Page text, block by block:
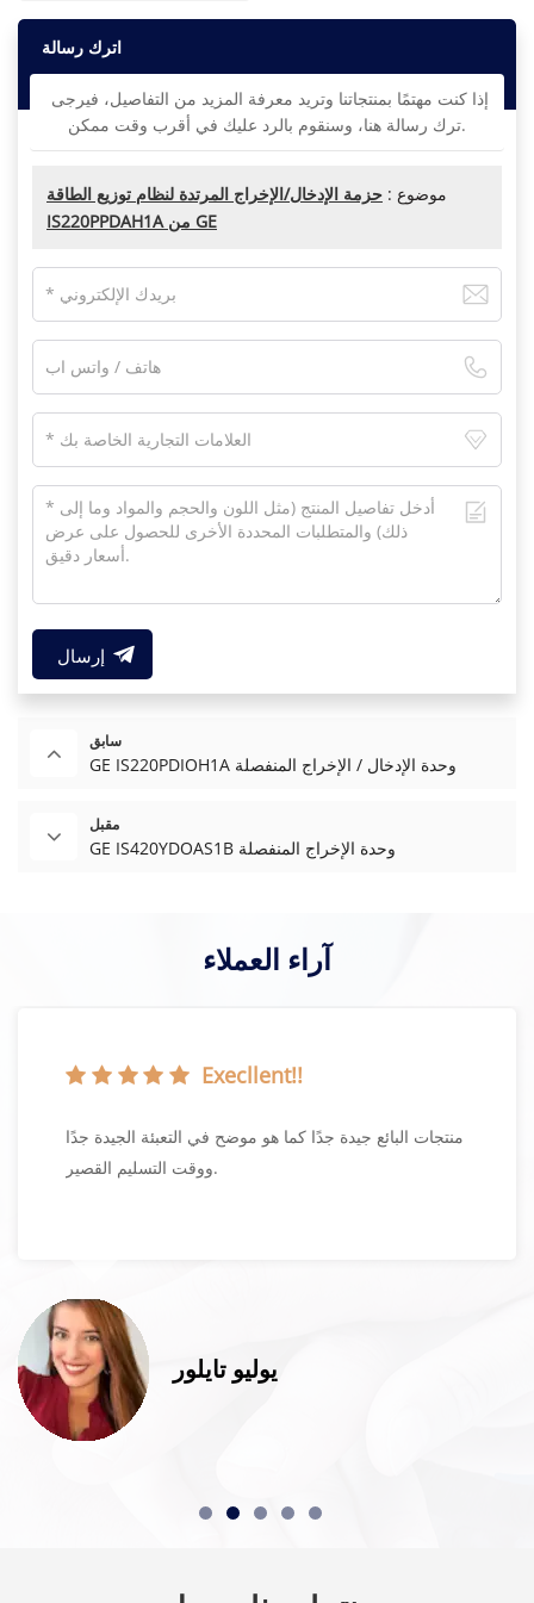
اترك رسالة
ترك رسالة هنا، وسنقوم بالرد عليك في أقرب وقت ممكن.
موضوع : حزمة الإدخال/الإخراج المرتدة لنظام توزيع الطاقة
IS220PPDAH1A من GE
إرسال
سابق
GE IS220PDIOH1A وحدة الإدخال / الإخراج المنفصلة
مقبل
GE IS420YDOAS1B وحدة الإخراج المنفصلة
آراء العملاء
Execllent!!
منتجات البائع جيدة جدًا كما هو موضح في التعبئة الجيدة جدًا
ووقت التسليم القصير.
يوليو تايلور